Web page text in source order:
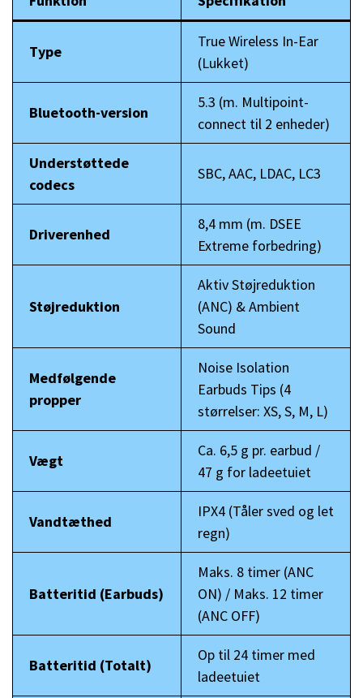
Type
True Wireless In-Ear
(Lukket)
Bluetooth-version
5.3 (m. Multipoint-
connect til 2 enheder)
Understøttede
codecs
SBC, AAC, LDAC, LC3
Driverenhed
8,4 mm (m. DSEE
Extreme forbedring)
Støjreduktion
Aktiv Støjreduktion
(ANC) & Ambient
Sound
Medfølgende
propper
Noise Isolation
Earbuds Tips (4
størrelser: XS, S, M, L)
Vægt
Ca. 6,5 g pr. earbud /
47 g for ladeetuiet
Vandtæthed
IPX4 (Tåler sved og let
regn)
Batteritid (Earbuds)
Maks. 8 timer (ANC
ON) / Maks. 12 timer
(ANC OFF)
Batteritid (Totalt)
Op til 24 timer med
ladeetuiet